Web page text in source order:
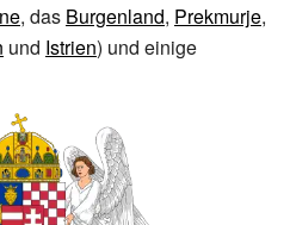
, das Burgenland, Prekmurje,
und Istrien) und einige